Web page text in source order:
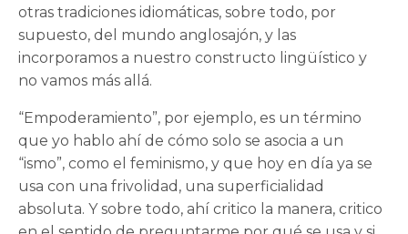
otras tradiciones idiomáticas, sobre todo, por
supuesto, del mundo anglosajón, y las
incorporamos a nuestro constructo lingüístico y
no vamos más allá.
“Empoderamiento”, por ejemplo, es un término
que yo hablo ahí de cómo solo se asocia a un
“ismo”, como el feminismo, y que hoy en día ya se
usa con una frivolidad, una superficialidad
absoluta. Y sobre todo, ahí critico la manera, critico